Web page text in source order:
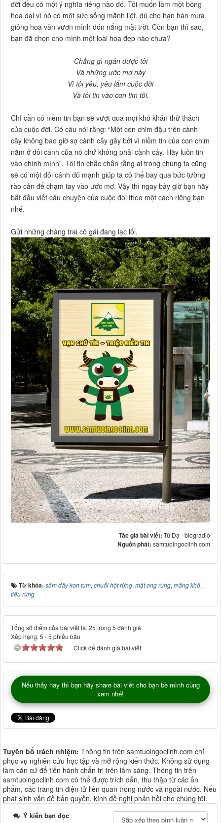
đời đều có một ý nghĩa riêng nào đó. Tôi muốn làm một bông
hoa dại vì nó có một sức sống mãnh liệt, dù cho hạn hán mưa
giông hoa vẫn vươn mình đón nắng mặt trời. Còn bạn thì sao,
bạn đã chọn cho mình một loài hoa đẹp nào chưa?
Chẳng gì ngăn được tôi
Và những ước mơ này
Vì tôi yêu, yêu lắm cuộc đời
Và tôi tin vào con tim tôi.
Chỉ cần có niềm tin bạn sẽ vượt qua mọi khó khăn thử thách
của cuộc đời. Có câu nói rằng: “Một con chim đậu trên cành
cây không bao giờ sợ cành cây gãy bởi vì niềm tin của con chim
nằm ở đôi cánh của nó chứ không phải cành cây. Hãy luôn tin
vào chính mình". Tôi tin chắc chắn rằng ai trong chúng ta cũng
sẽ có một đôi cánh đủ mạnh giúp ta có thể bay qua bức tường
rào cản để chạm tay vào ước mơ. Vậy thì ngay bây giờ bạn hãy
bắt đầu viết câu chuyện của cuộc đời theo một cách riêng bạn
nhé.
Gửi những chàng trai cô gái đang lạc lối.
Tác giả bài viết: Tử Dạ - blogradio
Nguồn phát: samtuoingoclinh.com
Từ khóa: sâm dây kon tum, chuối hột rừng, mật ong rừng, măng khô,
tiêu rừng
Tổng số điểm của bài viết là: 25 trong 5 đánh giá
Xếp hạng:5 -5 phiếu bầu
Click để đánh giá bài viết
Nếu thấy hay thì bạn hãy share bài viết cho bạn bè mình cùng
xem nhé!
Tuyên bố trách nhiệm: Thông tin trên samtuoingoclinh.com chỉ
phục vụ nghiên cứu học tập và mở rộng kiến thức. Không sử dụng
làm căn cứ để tiến hành chẩn trị trên lâm sàng. Thông tin trên
samtuoingoclinh.com có thể được trích dẫn, thu thập từ các ấn
phẩm, các trang tin điện tử liên quan trong nước và ngoài nước. Nếu
phát sinh vấn đề bản quyền, kính đề nghị phản hồi cho chúng tôi.
Ý kiến bạn đọc